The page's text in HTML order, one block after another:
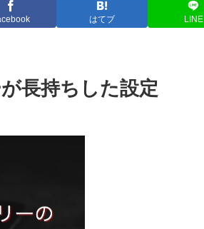
はてブ LINE
長持ちした設定